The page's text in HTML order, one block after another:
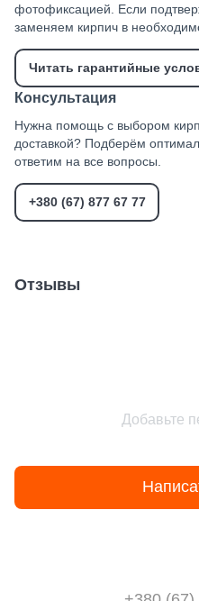
фотофиксацией. Если
заменяем кирпич в
Читать гарантийные
Консультация
Нужна помощь с выбором
доставкой? Подберём
ответим на все вопросы.
+380 (67) 877 67 77
Отзывы
Добавьте